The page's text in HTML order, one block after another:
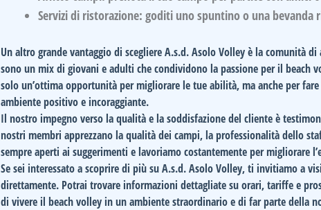
Servizi di ristorazione: goditi uno spuntino o una bevanda
Un altro grande vantaggio di scegliereA.s.d. Asolo Volleyè la comunità di
sono un mix di giovani e adulti che condividono la passione per il beach
solo un’ottima opportunità per migliorare le tue abilità, ma anche per
ambiente positivo e incoraggiante.
Il nostro impegno verso la qualità e la soddisfazione del cliente è
nostri membri apprezzano la qualità dei campi, la professionalità dello
sempre aperti ai suggerimenti e lavoriamo costantemente per migliorare
Se sei interessato a scoprire di più suA.s.d. Asolo Volley, ti invitiamo a
direttamente. Potrai trovare informazioni dettagliate su orari, tariffe e
di vivere il beach volley in un ambiente straordinario e di far parte della